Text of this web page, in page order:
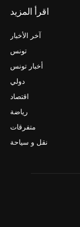
اقرأ المزيد
آخر الأخبار
تونس
أخبار تونس
دولي
اقتصاد
رياضة
متفرقات
نقل و سياحة